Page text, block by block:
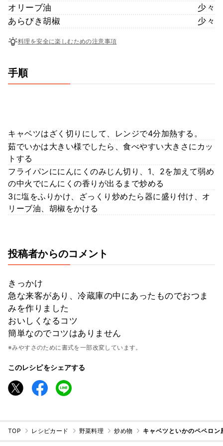
オリーブ油
少々
あらびき胡椒
少々
料理を安全に楽しむための注意事項
手順
キャベツはざく切りにして、レンジで4分加熱する。
茹でいかは大きい様でしたら、食べやすい大きさにカッ
トする
フライパンににんにくのみじん切り、1、2を加えて弱め
の中火でにんにくの香りが出るまで炒める
3に塩をふりかけ、ざっくり炒めたら器に盛り付け、オ
リーブ油、胡椒をかける
投稿者からのコメント
きっかけ
急な来客があり、冷蔵庫の中にあったものでおつま
みを作りました
おいしくなるコツ
簡単なのでコツはありません
※みやすさのために書式を一部改変しています。
このレシピをシェアする
TOP レシピカード 野菜料理 炒め物 キャベツといかのペペロ